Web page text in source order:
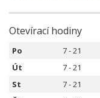
Otevírací hodiny
Po
7 - 21
Út
7 - 21
St
7 - 21